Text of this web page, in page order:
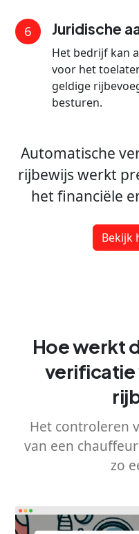
6 Juridische
Het bedrijf kan
voor het
geldige
besturen.
Automatische
rijbewijs werkt
het financiële
Bekijk
Hoe werkt
verificatie
Het controleren
van een
zo